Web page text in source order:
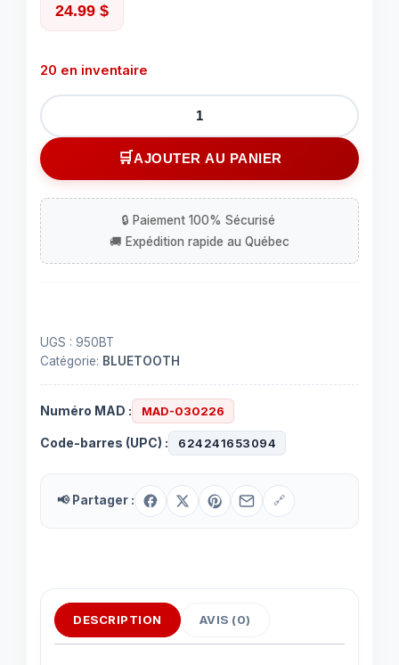
24.99 $
20 en inventaire
quantité
de
Casque
d'écoute
AJOUTER AU PANIER
UGS : 950BT
Catégorie: BLUETOOTH
Numéro MAD : MAD-030226
Code-barres (UPC) : 624241653094
📢 Partager : 🔗
DESCRIPTION AVIS (0)